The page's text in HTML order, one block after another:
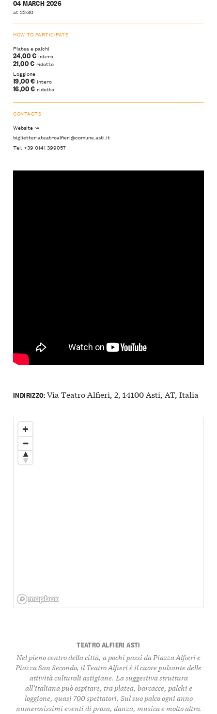
04 MARCH 2026
at 22:30
HOW TO PARTICIPATE
Platea e palchi
24,00 € intero
21,00 € ridotto
Loggione
19,00 € intero
16,00 € ridotto
CONTACTS
Website ↝
biglietteriateatroalfieri@comune.asti.it
Tel: +39 0141 399057
INDIRIZZO:Via Teatro Alfieri, 2, 14100 Asti, AT, Italia
TEATRO ALFIERI ASTI
Nel pieno centro della città, a pochi passi da Piazza Alfieri e
Piazza San Secondo, il Teatro Alfieri è il cuore pulsante delle
attività culturali astigiane. La suggestiva struttura
all’italiana può ospitare, tra platea, barcacce, palchi e
loggione, quasi 700 spettatori. Sul suo palco ogni anno
numerosissimi eventi di prosa, danza, musica e molto altro.